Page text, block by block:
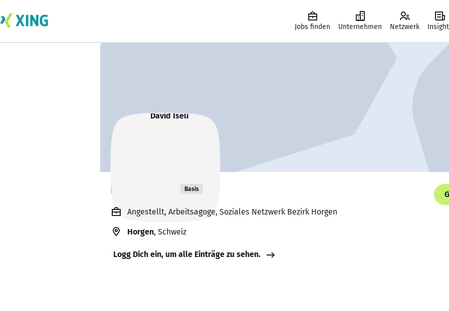
Jobs finden Unternehmen Netzwerk
David Iseli Basis
Angestellt, Arbeitsagoge, Soziales Netzwerk Bezirk Horgen
Horgen, Schweiz
Logg Dich ein, um alle Einträge zu sehen.